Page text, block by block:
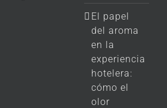
El papel
del aroma
en la
experiencia
hotelera:
cómo el
olor